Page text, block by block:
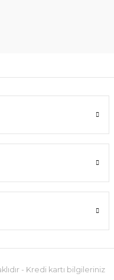
- Kredi kartı bilgileriniz